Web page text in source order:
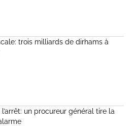
trois milliards de dirhams à
un procureur général tire la